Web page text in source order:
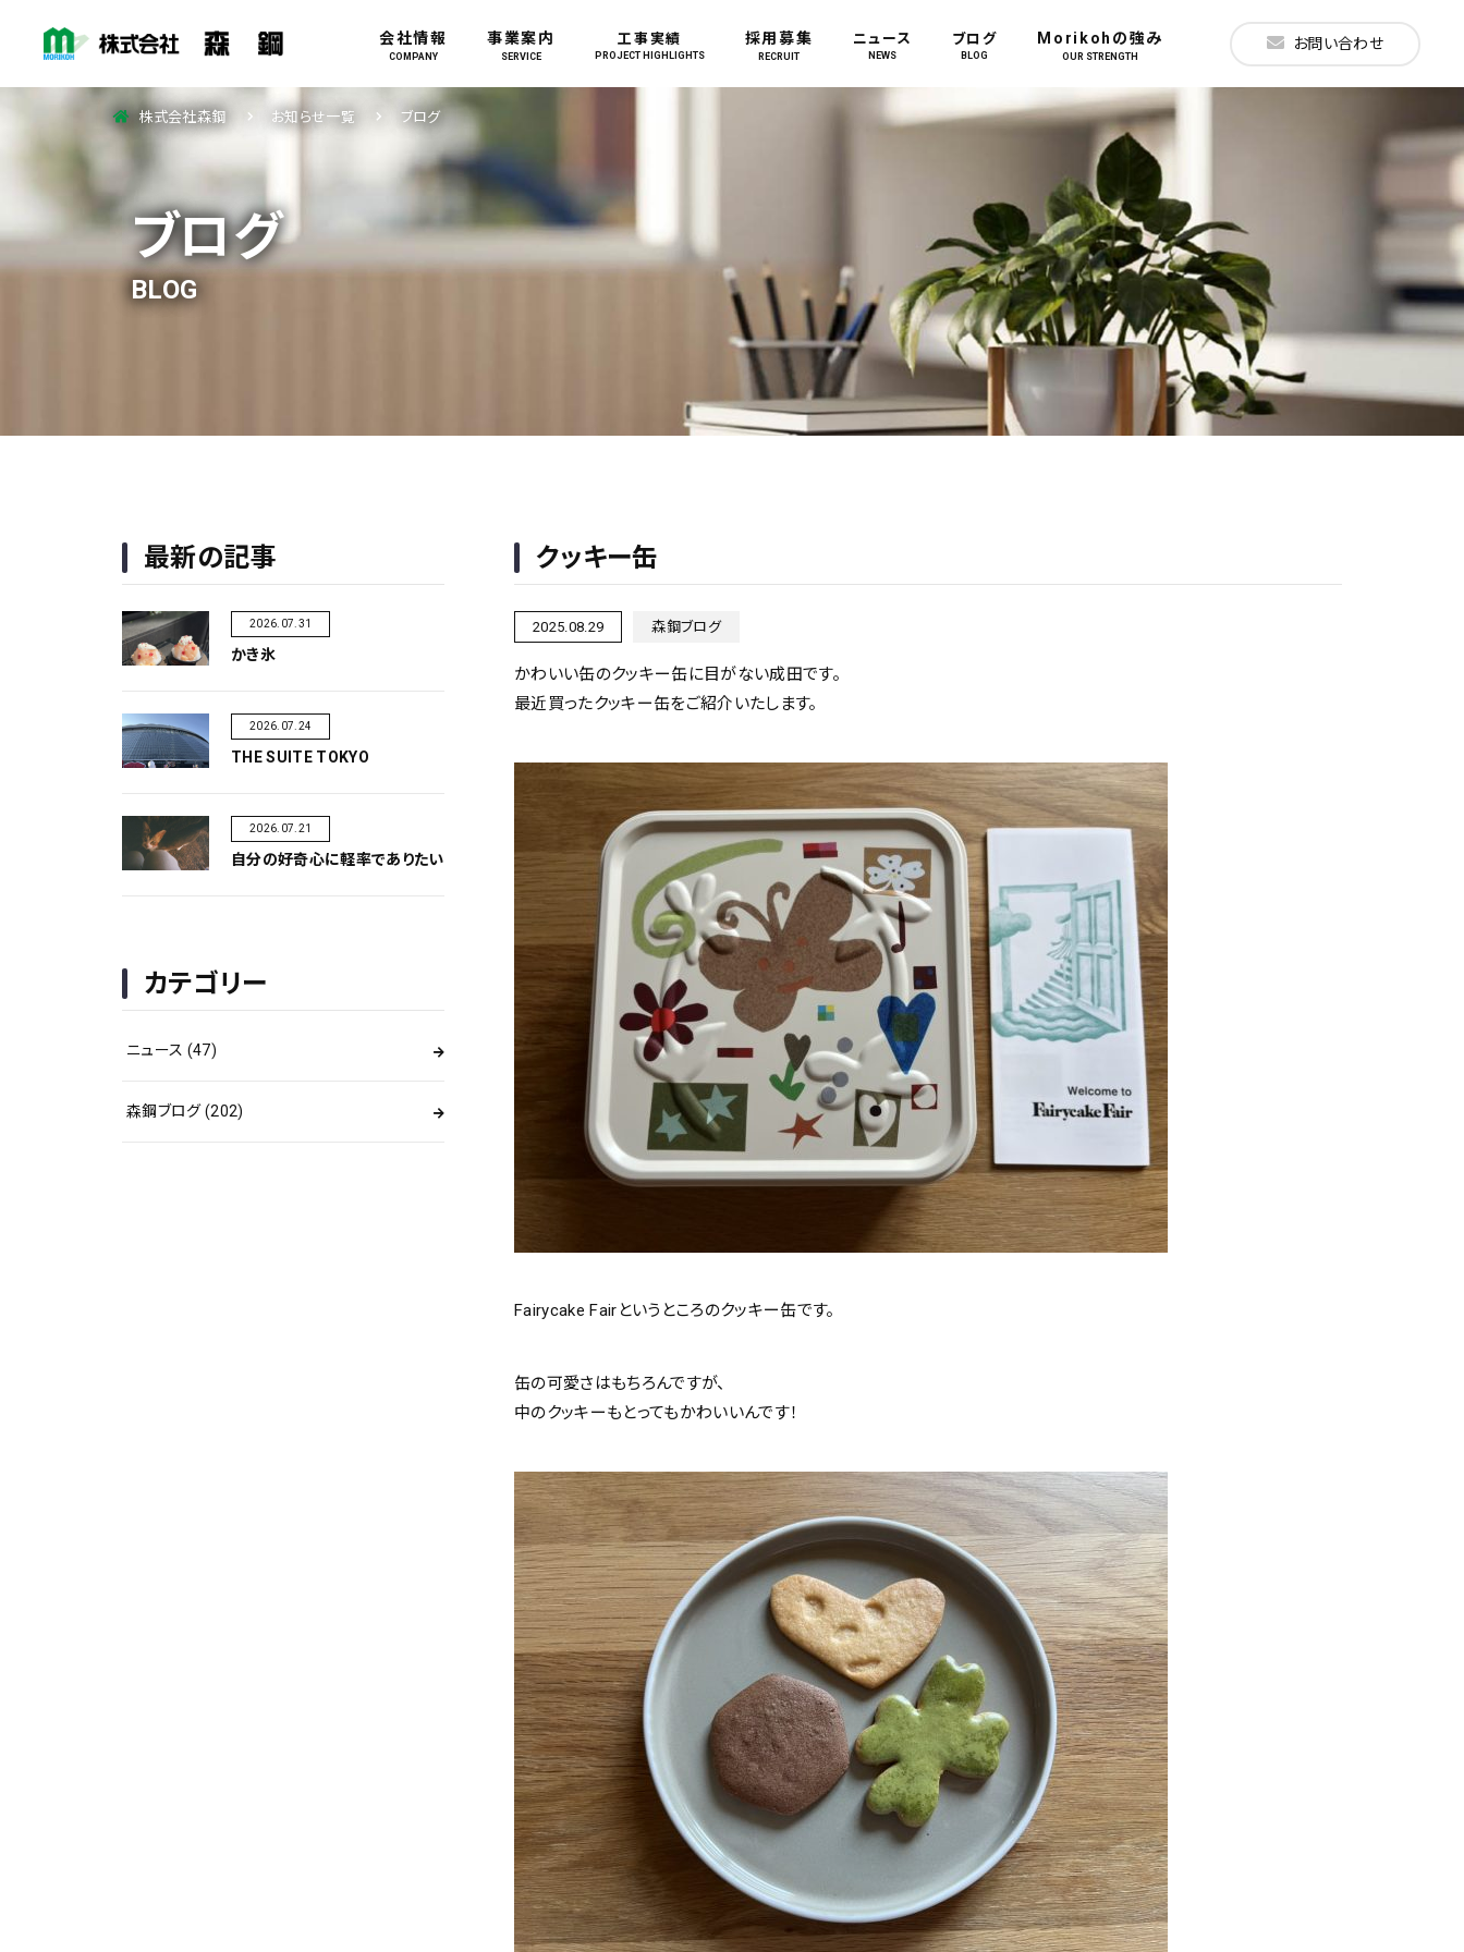
会社情報
COMPANY
事業案内
SERVICE
工事実績
PROJECT HIGHLIGHTS
採用募集
RECRUIT
ニュース
NEWS
ブログ
BLOG
Morikohの強み
OUR STRENGTH
お問い合わせ
ブログ
株式会社森鋼 お知らせ一覧 ブログ
クッキー缶
2025.08.29 森鋼ブログ
かわいい缶のクッキー缶に目がない成田です。
最近買ったクッキー缶をご紹介いたします。
Fairycake Fairというところのクッキー缶です。
缶の可愛さはもちろんですが、
中のクッキーもとってもかわいいんです！
最新の記事
2026.07.31
かき氷
2026.07.24
THE SUITE TOKYO
2026.07.21
自分の好奇心に軽率でありたい
カテゴリー
ニュース (47)
森鋼ブログ(202)